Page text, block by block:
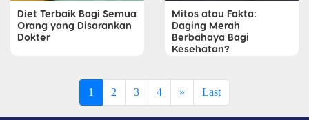
Diet Terbaik Bagi Semua
Orang yang Disarankan
Dokter
Mitos atau Fakta:
Daging Merah
Berbahaya Bagi
Kesehatan?
1 2 3 4 » Last